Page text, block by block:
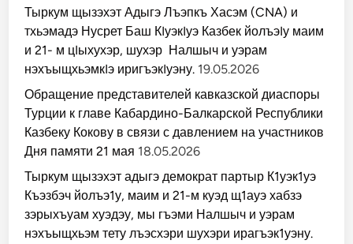
Тыркум щызэхэт Адыгэ Лъэпкъ Хасэм (CNA) и
тхьэмадэ Нусрет Баш КIуэкIуэ Казбек йолъэIу маим
и 21- м цIыхухэр, шухэр Налшыч и уэрам
нэхъыщхьэмкIэ иригъэкIуэну. 19.05.2026
Обращение представителей кавказской диаспоры
Турции к главе Кабардино-Балкарской Республики
Казбеку Кокову в связи с давлением на участников
Дня памяти 21 мая 18.05.2026
Тыркум щызэхэт адыгэ демократ партыр К1уэк1уэ
Къэзбэч йолъэ1у, маим и 21-м куэд щ1ауэ хабзэ
зэрыхъуам хуэдэу, мы гъэми Налшыч и уэрам
нэхъыщхьэм тету лъэсхэри шухэри ирагъэк1уэну.